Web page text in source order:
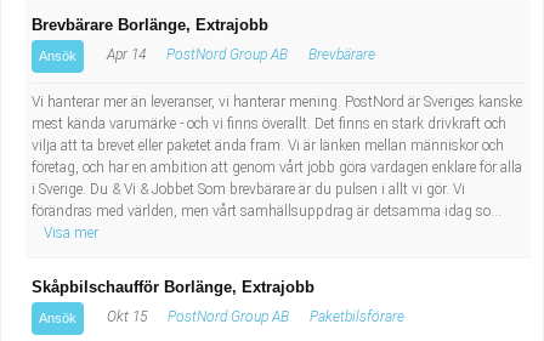
Hantverksyrken
Hotell, restaurang, storhushåll
Hälso- och sjukvård
Industriell tillverkning
Kropps- och skönhetsvård
Bussförare/Busschaufför
Elevassistent
Personlig assistent
Behandlingsassistent/Socialpedagog
Budbilsförare
Brevbärare Borlänge, Extrajobb
Ansök Apr 14 PostNord Group AB Brevbärare
Vi hanterar mer än leveranser, vi hanterar mening. PostNord är Sveriges kanske
mest kända varumärke - och vi finns överallt. Det finns en stark drivkraft och
vilja att ta brevet eller paketet ända fram. Vi är länken mellan människor och
företag, och har en ambition att genom vårt jobb göra vardagen enklare för alla
i Sverige. Du & Vi & Jobbet Som brevbärare är du pulsen i allt vi gör. Vi
förändras med världen, men vårt samhällsuppdrag är detsamma idag so...
Visa mer
Skåpbilschaufför Borlänge, Extrajobb
Ansök Okt 15 PostNord Group AB Paketbilsförare